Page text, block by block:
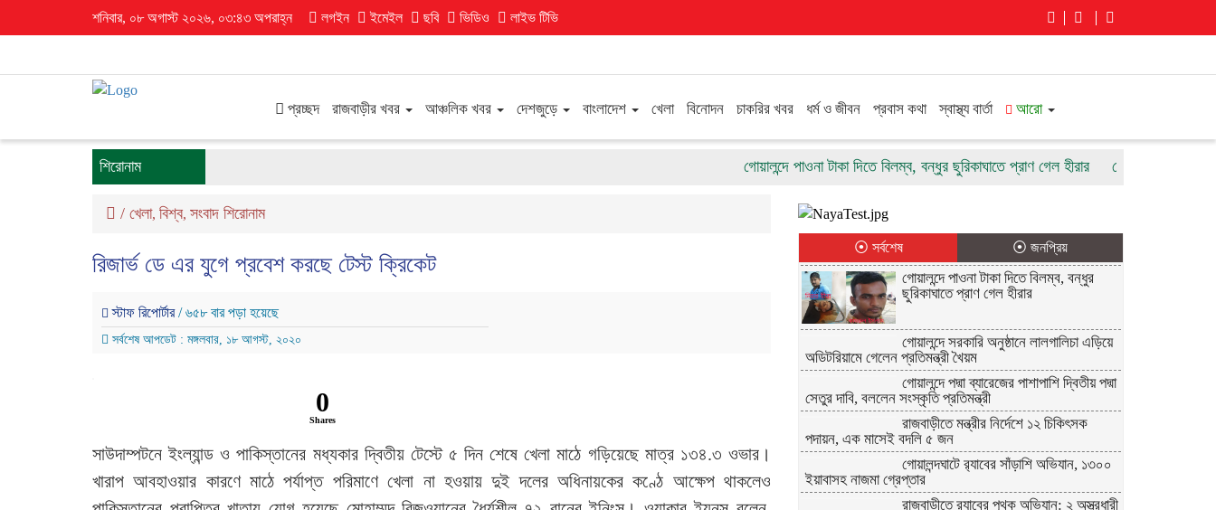
শনিবার, ০৮ অগাস্ট ২০২৬, ০৩:৪৩ অপরাহ্ন লগইন ইমেইল ছবি ভিডিও লাইভ টিভি
প্রচ্ছদ রাজবাড়ীর খবর আঞ্চলিক খবর দেশজুড়ে বাংলাদেশ খেলা বিনোদন চাকরির খবর ধর্ম ও জীবন প্রবাস কথা স্বাস্থ্য বার্তা আরো
শিরোনাম গোয়ালন্দে পাওনা টাকা দিতে বিলম্ব, বন্ধুর ছুরিকাঘাতে প্রাণ গেল হীরার গোয়ালন্দে সরকারি
/ খেলা, বিশ্ব, সংবাদ শিরোনাম
রিজার্ভ ডে এর যুগে প্রবেশ করছে টেস্ট ক্রিকেট
স্টাফ রিপোর্টার/ ৬৫৮ বার পড়া হয়েছে
সর্বশেষ আপডেট : মঙ্গলবার, ১৮ আগস্ট, ২০২০
0
Shares
সাউদাম্পটনে ইংল্যান্ড ও পাকিস্তানের মধ্যকার দ্বিতীয় টেস্টে ৫ দিন শেষে খেলা মাঠে গড়িয়েছে মাত্র ১৩৪.৩ ওভার।
খারাপ আবহাওয়ার কারণে মাঠে পর্যাপ্ত পরিমাণে খেলা না হওয়ায় দুই দলের অধিনায়কের কণ্ঠে আক্ষেপ থাকলেও
⦿ সর্বশেষ ⦿ জনপ্রিয়
গোয়ালন্দে পাওনা টাকা দিতে বিলম্ব, বন্ধুর
ছুরিকাঘাতে প্রাণ গেল হীরার
গোয়ালন্দে সরকারি অনুষ্ঠানে লালগালিচা এড়িয়ে
অডিটরিয়ামে গেলেন প্রতিমন্ত্রী খৈয়ম
গোয়ালন্দে পদ্মা ব্যারেজের পাশাপাশি দ্বিতীয় পদ্মা
সেতুর দাবি, বললেন সংস্কৃতি প্রতিমন্ত্রী
রাজবাড়ীতে মন্ত্রীর নির্দেশে ১২ চিকিৎসক
পদায়ন, এক মাসেই বদলি ৫ জন
গোয়ালন্দঘাটে র‌্যাবের সাঁড়াশি অভিযান, ১৩০০
ইয়াবাসহ নাজমা গ্রেপ্তার
রাজবাড়ীতে র‌্যাবের পৃথক অভিযান: ২ অস্ত্রধারী